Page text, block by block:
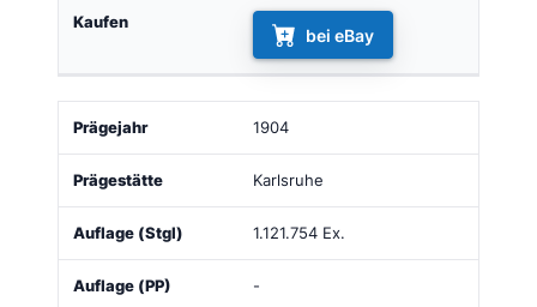
bei eBay
1904
Karlsruhe
1.121.754 Ex.
-